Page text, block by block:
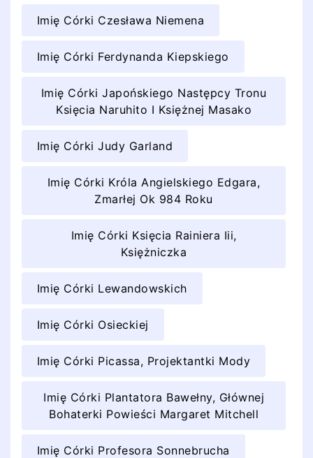
Imię Córki Czesława Niemena
Imię Córki Ferdynanda Kiepskiego
Imię Córki Japońskiego Następcy Tronu
Księcia Naruhito I Księżnej Masako
Imię Córki Judy Garland
Imię Córki Króla Angielskiego Edgara,
Zmarłej Ok 984 Roku
Imię Córki Księcia Rainiera Iii,
Księżniczka
Imię Córki Lewandowskich
Imię Córki Osieckiej
Imię Córki Picassa, Projektantki Mody
Imię Córki Plantatora Bawełny, Głównej
Bohaterki Powieści Margaret Mitchell
Imię Córki Profesora Sonnebrucha